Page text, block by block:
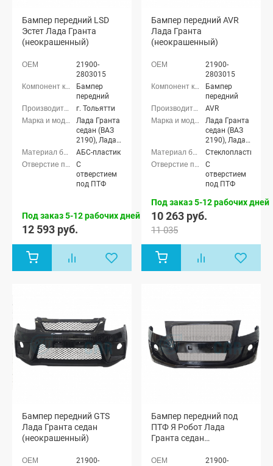
Бампер передний LSD
Эстет Лада Гранта
(неокрашенный)
21900-
2803015
Бампер
передний
г. Тольятти
Лада Гранта
седан (ВАЗ
2190), Лада
Гранта
лифтбек
(ВАЗ 2191)
АБС-пластик
С
отверстием
под ПТФ
Под заказ 5-12 рабочих дней
12 593 руб.
Бампер передний AVR
Лада Гранта
(неокрашенный)
21900-
2803015
Бампер
передний
AVR
Лада Гранта
седан (ВАЗ
2190), Лада
Гранта
лифтбек
(ВАЗ 2191)
Стеклопластик
С
отверстием
под ПТФ
Под заказ 5-12 рабочих дней
10 263 руб.
11 035
Бампер передний GTS
Лада Гранта седан
(неокрашенный)
21900-
Бампер передний под
ПТФ Я Робот Лада
Гранта седан
21900-